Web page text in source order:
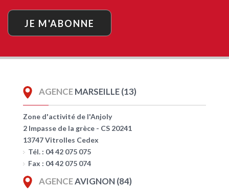
JE M'ABONNE
AGENCEMARSEILLE (13)
Zone d'activité de l'Anjoly
2 Impasse de la grèce - CS 20241
13747 Vitrolles Cedex
Tél. : 04 42 075 075
Fax : 04 42 075 074
AGENCEAVIGNON (84)